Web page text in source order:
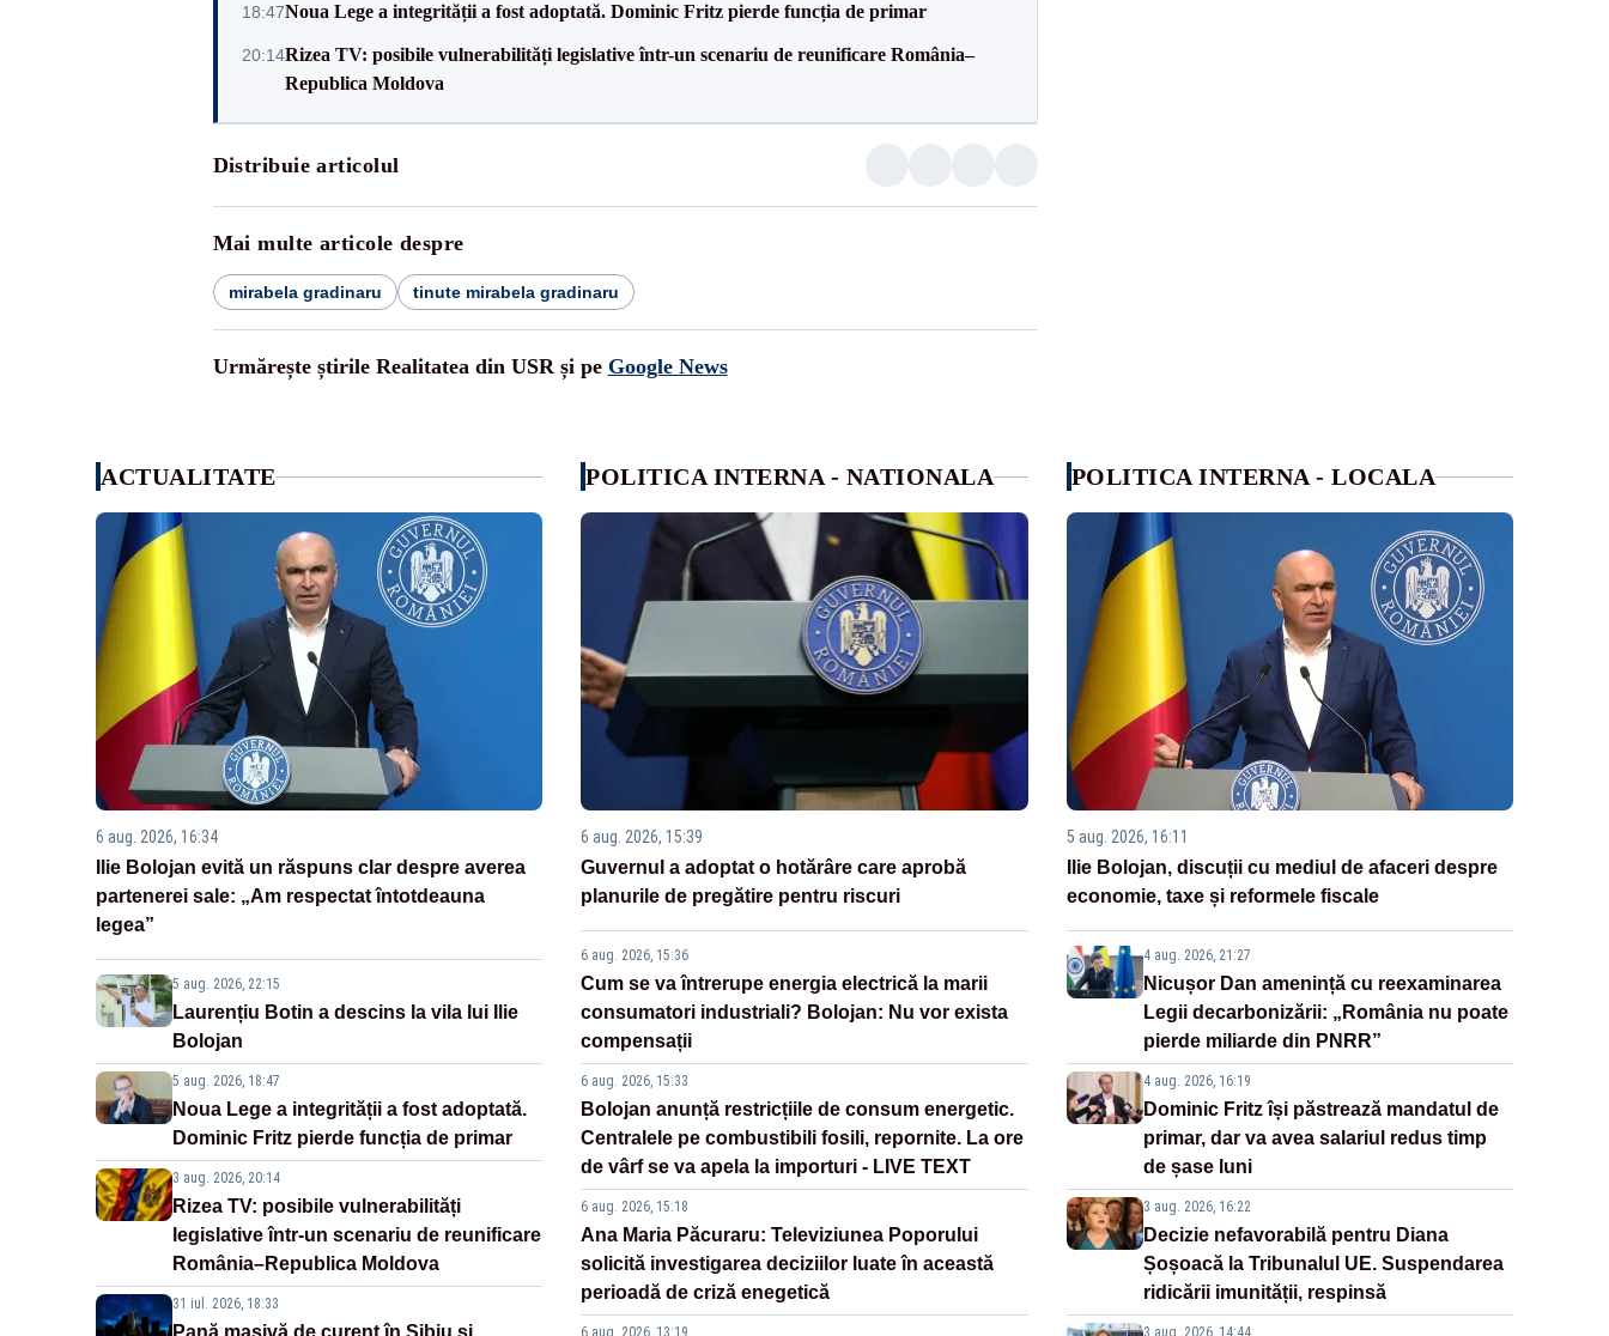
18:47Noua Lege a integrității a fost adoptată. Dominic Fritz pierde funcția de primar
20:14Rizea TV: posibile vulnerabilități legislative într-un scenariu de reunificare România–
Republica Moldova
Distribuie articolul
Mai multe articole despre
mirabela gradinaru tinute mirabela gradinaru
Urmărește știrile Realitatea din USR și pe Google News
ACTUALITATE
6 aug. 2026, 16:34
Ilie Bolojan evită un răspuns clar despre averea
partenerei sale: „Am respectat întotdeauna
legea”
5 aug. 2026, 22:15
Laurențiu Botin a descins la vila lui Ilie
Bolojan
5 aug. 2026, 18:47
Noua Lege a integrității a fost adoptată.
Dominic Fritz pierde funcția de primar
3 aug. 2026, 20:14
Rizea TV: posibile vulnerabilități
legislative într-un scenariu de reunificare
România–Republica Moldova
31 iul. 2026, 18:33
POLITICA INTERNA - NATIONALA
6 aug. 2026, 15:39
Guvernul a adoptat o hotărâre care aprobă
planurile de pregătire pentru riscuri
6 aug. 2026, 15:36
Cum se va întrerupe energia electrică la marii
consumatori industriali? Bolojan: Nu vor exista
compensații
6 aug. 2026, 15:33
Bolojan anunță restricțiile de consum energetic.
Centralele pe combustibili fosili, repornite. La ore
de vârf se va apela la importuri - LIVE TEXT
6 aug. 2026, 15:18
Ana Maria Păcuraru: Televiziunea Poporului
solicită investigarea deciziilor luate în această
perioadă de criză enegetică
POLITICA INTERNA - LOCALA
5 aug. 2026, 16:11
Ilie Bolojan, discuții cu mediul de afaceri despre
economie, taxe și reformele fiscale
4 aug. 2026, 21:27
Nicușor Dan amenință cu reexaminarea
Legii decarbonizării: „România nu poate
pierde miliarde din PNRR”
4 aug. 2026, 16:19
Dominic Fritz își păstrează mandatul de
primar, dar va avea salariul redus timp
de șase luni
3 aug. 2026, 16:22
Decizie nefavorabilă pentru Diana
Șoșoacă la Tribunalul UE. Suspendarea
ridicării imunității, respinsă